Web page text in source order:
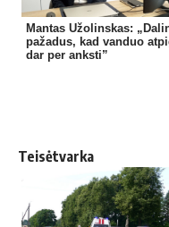
Mantas Užolinskas:
pažadus, kad vanduo
dar per anksti”
Teisėtvarka